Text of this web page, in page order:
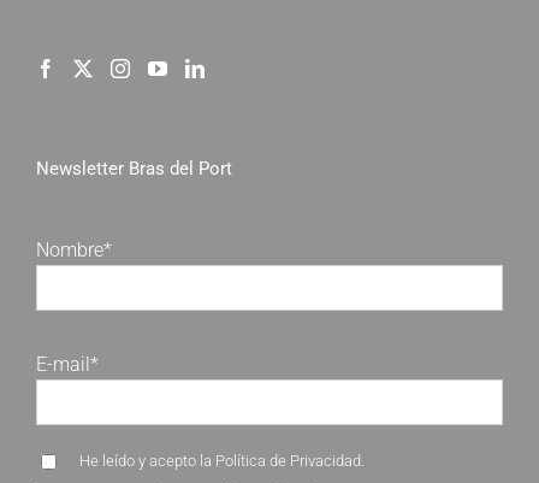
Newsletter Bras del Port
Nombre*
E-mail*
He leído y acepto la Política de Privacidad.